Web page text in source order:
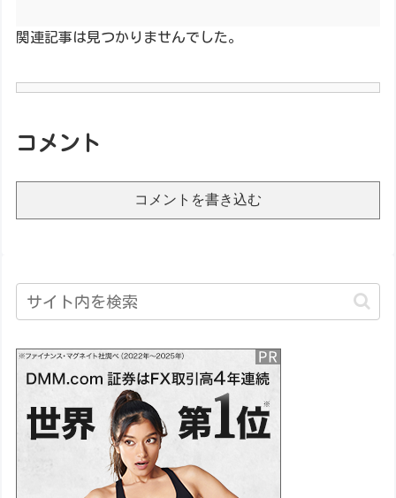
関連記事は見つかりませんでした。
コメント
コメントを書き込む